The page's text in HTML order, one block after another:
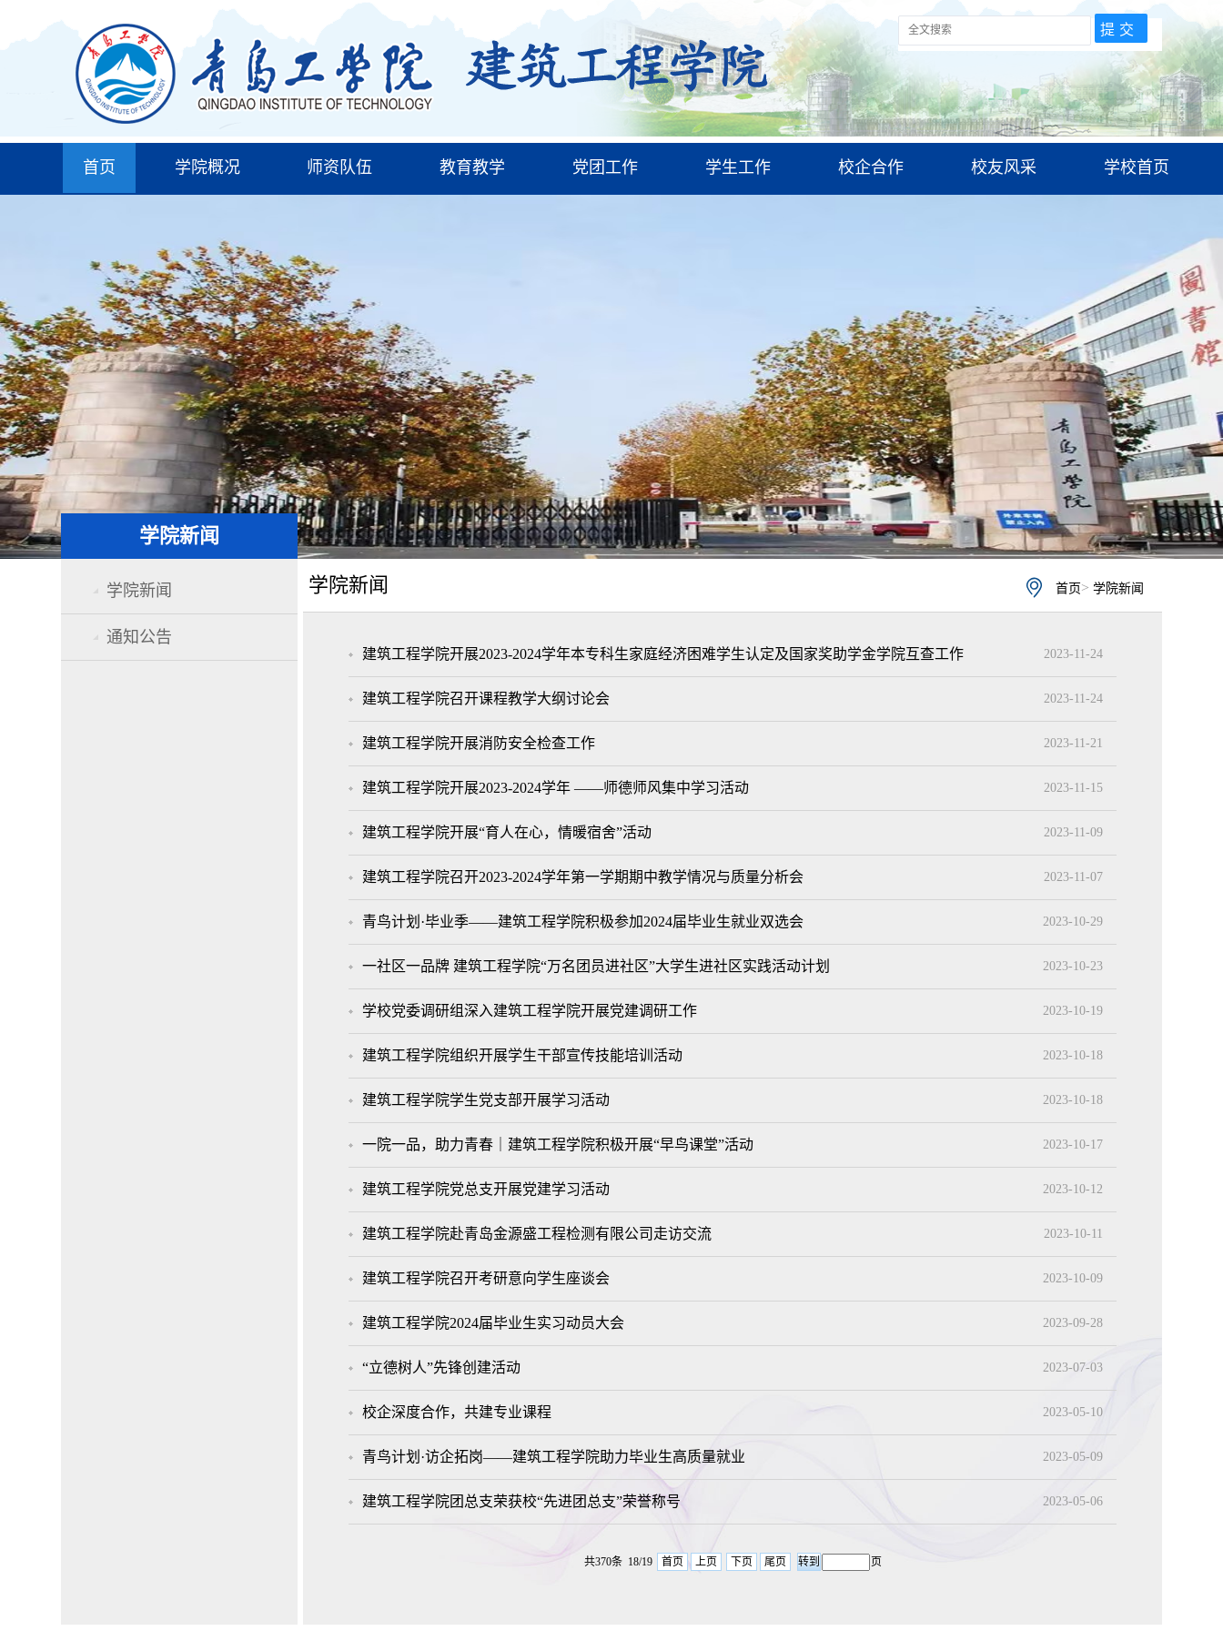
首页 学院概况 师资队伍 教育教学 党团工作 学生工作 校企合作 校友风采 学校首页
学院新闻
学院新闻
通知公告
学院新闻 首页 > 学院新闻
建筑工程学院开展2023-2024学年本专科生家庭经济困难学生认定及国家奖助学金学院互查工作 2023-11-24
建筑工程学院召开课程教学大纲讨论会 2023-11-24
建筑工程学院开展消防安全检查工作 2023-11-21
建筑工程学院开展2023-2024学年 ——师德师风集中学习活动 2023-11-15
​建筑工程学院开展“育人在心，情暖宿舍”活动 2023-11-09
建筑工程学院召开2023-2024学年第一学期期中教学情况与质量分析会 2023-11-07
青鸟计划·毕业季——建筑工程学院积极参加2024届毕业生就业双选会 2023-10-29
一社区一品牌 建筑工程学院“万名团员进社区”大学生进社区实践活动计划 2023-10-23
学校党委调研组深入建筑工程学院开展党建调研工作 2023-10-19
建筑工程学院组织开展学生干部宣传技能培训活动 2023-10-18
建筑工程学院学生党支部开展学习活动 2023-10-18
一院一品，助力青春｜建筑工程学院积极开展“早鸟课堂”活动 ​ 2023-10-17
建筑工程学院党总支开展党建学习活动 2023-10-12
建筑工程学院赴青岛金源盛工程检测有限公司走访交流 2023-10-11
建筑工程学院召开考研意向学生座谈会 2023-10-09
建筑工程学院2024届毕业生实习动员大会 2023-09-28
“立德树人”先锋创建活动 2023-07-03
校企深度合作，共建专业课程 2023-05-10
青鸟计划·访企拓岗——建筑工程学院助力毕业生高质量就业 2023-05-09
建筑工程学院团总支荣获校“先进团总支”荣誉称号 2023-05-06
共370条 18/19 首页 上页 下页 尾页 页